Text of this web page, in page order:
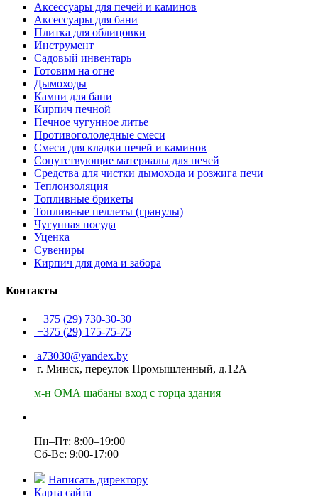
Аксессуары для печей и каминов
Аксессуары для бани
Плитка для облицовки
Инструмент
Садовый инвентарь
Готовим на огне
Дымоходы
Камни для бани
Кирпич печной
Печное чугунное литье
Противогололедные смеси
Смеси для кладки печей и каминов
Сопутствующие материалы для печей
Средства для чистки дымохода и розжига печи
Теплоизоляция
Топливные брикеты
Топливные пеллеты (гранулы)
Чугунная посуда
Уценка
Сувениры
Кирпич для дома и забора
Контакты
+375 (29) 730-30-30
+375 (29) 175-75-75
a73030@yandex.by
г. Минск, переулок Промышленный, д.12А
м-н ОМА шабаны вход с торца здания
Пн–Пт: 8:00–19:00
Сб-Вс: 9:00-17:00
Написать директору
Карта сайта